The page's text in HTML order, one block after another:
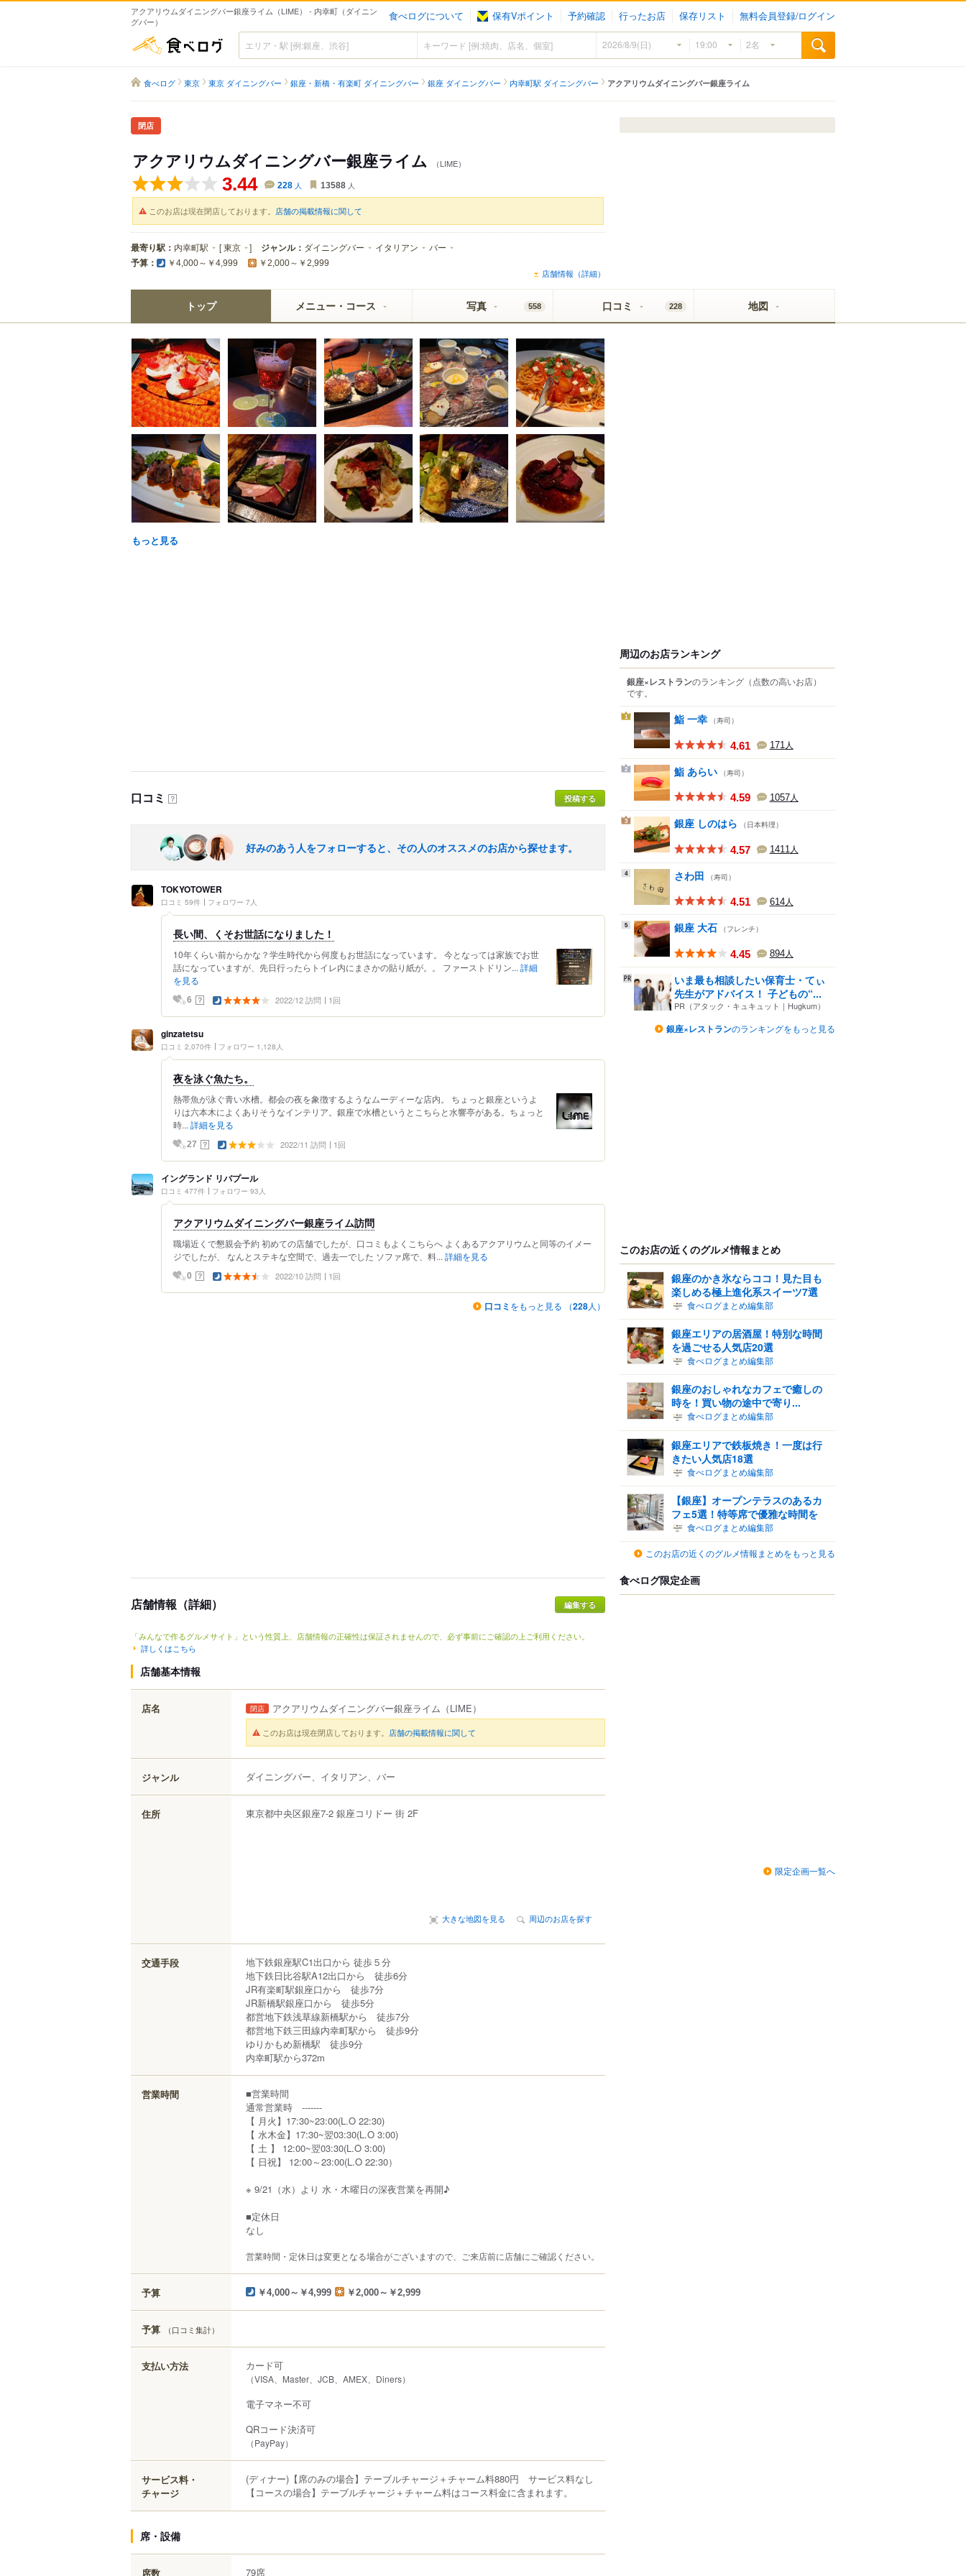
アクアリウムダイニングバー銀座ライム（LIME） - 内幸町（ダイニン
グバー）
食べログについて 保有Vポイント 予約確認 行ったお店 保存リスト 無料会員登録/ログイン
食べログ
食べログ 東京 東京 ダイニングバー 銀座・新橋・有楽町 ダイニングバー 銀座 ダイニングバー 内幸町駅 ダイニングバー アクアリウムダイニングバー銀座ライム
閉店
アクアリウムダイニングバー銀座ライム （LIME）
3.44 228 人 13588 人
このお店は現在閉店しております。 店舗の掲載情報に関して
最寄り駅： 内幸町駅 [東京 ] ジャンル： ダイニングバー イタリアン バー
予算： ￥4,000～￥4,999 ￥2,000～￥2,999
店舗情報（詳細）
トップ メニュー・コース 写真 558 口コミ 228 地図
もっと見る
口コミ ？ 投稿する
好みのあう人をフォローすると、その人のオススメのお店から探せます。
TOKYOTOWER
口コミ 59件 フォロワー 7人
長い間、くそお世話になりました！
10年くらい前からかな？学生時代から何度もお世話になっています。 今となっては家族でお世
話になっていますが、先日行ったらトイレ内にまさかの貼り紙が。。 ファーストドリン... 詳細
を見る
6 ？ 2022/12 訪問 1回
ginzatetsu
口コミ 2,070件 フォロワー 1,128人
夜を泳ぐ魚たち。
熱帯魚が泳ぐ青い水槽。都会の夜を象徴するようなムーディーな店内。 ちょっと銀座というよ
りは六本木によくありそうなインテリア。銀座で水槽というとこちらと水響亭がある。ちょっと
時... 詳細を見る
27 ？ 2022/11 訪問 1回
イングランド リバプール
口コミ 477件 フォロワー 93人
アクアリウムダイニングバー銀座ライム訪問
職場近くで懇親会予約 初めての店舗でしたが、口コミもよくこちらへ よくあるアクアリウムと同等のイメー
ジでしたが、 なんとステキな空間で、過去一でした ソファ席で、料... 詳細を見る
0 ？ 2022/10 訪問 1回
口コミ をもっと見る （228人）
店舗情報（詳細） 編集する
「みんなで作るグルメサイト」という性質上、店舗情報の正確性は保証されませんので、必ず事前にご確認の上ご利用ください。
詳しくはこちら
店舗基本情報
店名 閉店 アクアリウムダイニングバー銀座ライム （LIME）
このお店は現在閉店しております。 店舗の掲載情報に関して
ジャンル ダイニングバー、イタリアン、バー
住所 東京都中央区銀座7-2 銀座コリドー 街 2F
大きな地図を見る 周辺のお店を探す
交通手段
地下鉄銀座駅C1出口から 徒歩５分
地下鉄日比谷駅A12出口から 徒歩6分
JR有楽町駅銀座口から 徒歩7分
JR新橋駅銀座口から 徒歩5分
都営地下鉄浅草線新橋駅から 徒歩7分
都営地下鉄三田線内幸町駅から 徒歩9分
ゆりかもめ新橋駅 徒歩9分
内幸町駅から372m
営業時間
■営業時間
通常営業時 -------
【 月火】17:30~23:00(L.O 22:30)
【 水木金】17:30~翌03:30(L.O 3:00)
【 土 】 12:00~翌03:30(L.O 3:00)
【 日祝】 12:00～23:00(L.O 22:30）
※ 9/21（水）より 水・木曜日の深夜営業を再開♪
■定休日
なし
営業時間・定休日は変更となる場合がございますので、ご来店前に店舗にご確認ください。
予算 ￥4,000～￥4,999 ￥2,000～￥2,999
予算 （口コミ集計）
支払い方法 カード可
（VISA、Master、JCB、AMEX、Diners）
電子マネー不可
QRコード決済可
（PayPay）
サービス料・
チャージ
(ディナー)【席のみの場合】テーブルチャージ＋チャーム料880円 サービス料なし
【コースの場合】テーブルチャージ＋チャーム料はコース料金に含まれます。
席・設備
席数 79席
周辺のお店ランキング
銀座×レストランのランキング （点数の高いお店）
です。
1 鮨 一幸 （寿司）
4.61 171人
2 鮨 あらい （寿司）
4.59 1057人
3 銀座 しのはら （日本料理）
4.57 1411人
4 さわ田 （寿司）
4.51 614人
5 銀座 大石 （フレンチ）
4.45 894人
いま最も相談したい保育士・てぃ
先生がアドバイス！ 子どもの“...
PR（アタック・キュキュット｜Hugkum）
銀座×レストランのランキングをもっと見る
このお店の近くのグルメ情報まとめ
銀座のかき氷ならココ！見た目も
楽しめる極上進化系スイーツ7選
食べログまとめ編集部
銀座エリアの居酒屋！特別な時間
を過ごせる人気店20選
食べログまとめ編集部
銀座のおしゃれなカフェで癒しの
時を！買い物の途中で寄り...
食べログまとめ編集部
銀座エリアで鉄板焼き！一度は行
きたい人気店18選
食べログまとめ編集部
【銀座】オープンテラスのあるカ
フェ5選！特等席で優雅な時間を
食べログまとめ編集部
このお店の近くのグルメ情報まとめをもっと見る
食べログ限定企画
限定企画一覧へ